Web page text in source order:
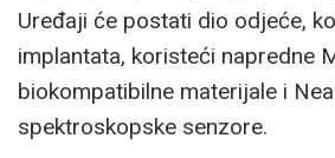
Uređaji će postati dio odjeće,
implantata, koristeći napredne
biokompatibilne materijale i
spektroskopske senzore.